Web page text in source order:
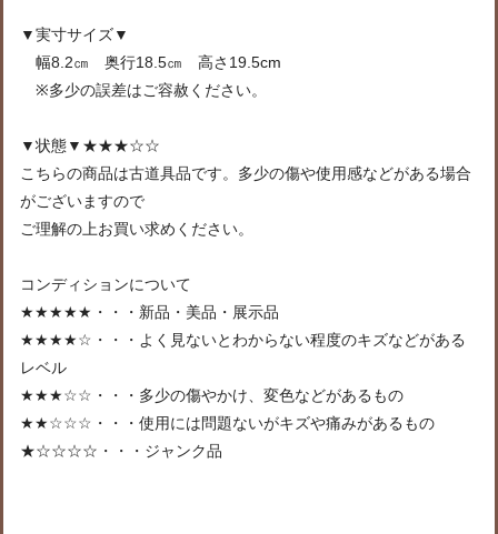
▼実寸サイズ▼
幅8.2㎝ 奥行18.5㎝ 高さ19.5cm
※多少の誤差はご容赦ください。
▼状態▼★★★☆☆
こちらの商品は古道具品です。多少の傷や使用感などがある場合
がございますので
ご理解の上お買い求めください。
コンディションについて
★★★★★・・・新品・美品・展示品
★★★★☆・・・よく見ないとわからない程度のキズなどがある
レベル
★★★☆☆・・・多少の傷やかけ、変色などがあるもの
★★☆☆☆・・・使用には問題ないがキズや痛みがあるもの
★☆☆☆☆・・・ジャンク品